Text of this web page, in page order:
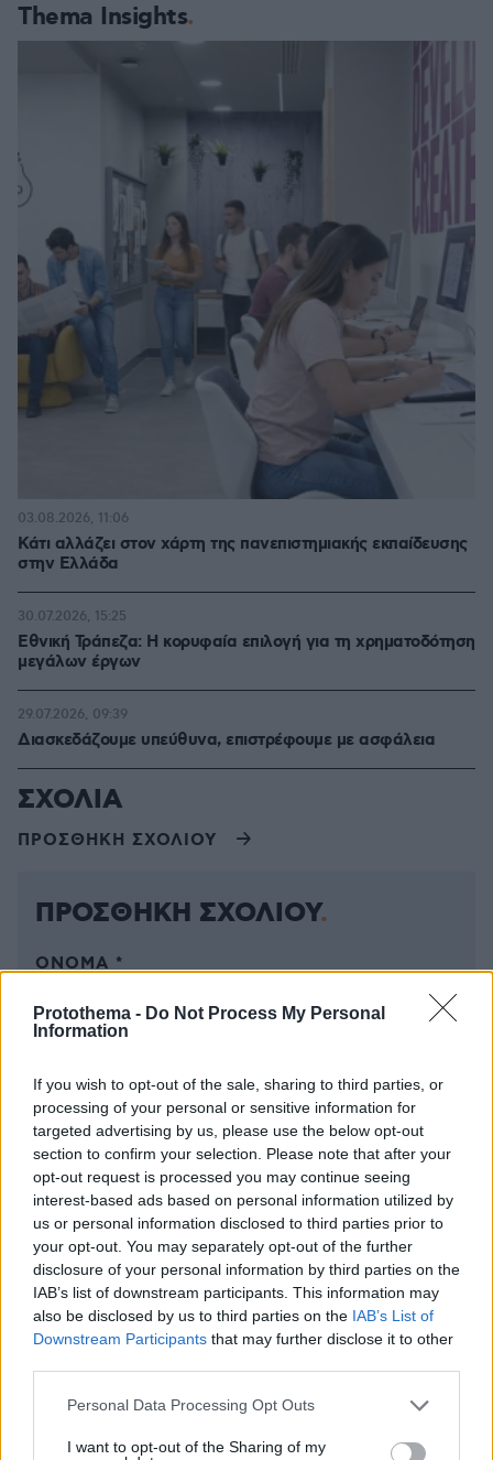
Protothema - Do Not Process My Personal
Information
If you wish to opt-out of the sale, sharing to third parties, or
processing of your personal or sensitive information for
targeted advertising by us, please use the below opt-out
section to confirm your selection. Please note that after your
opt-out request is processed you may continue seeing
interest-based ads based on personal information utilized by
us or personal information disclosed to third parties prior to
your opt-out. You may separately opt-out of the further
disclosure of your personal information by third parties on the
IAB’s list of downstream participants. This information may
also be disclosed by us to third parties on the IAB’s List of
Downstream Participants that may further disclose it to other
Please note that this website/app uses one or more Google
not limited to your visit or usage behaviour. You may click to
Personal Data Processing Opt Outs
I want to opt-out of the Sharing of my
Thema Insights
Κάτι αλλάζει στον χάρτη της πανεπιστημιακής εκπαίδευσης
στην Ελλάδα
03.08.2026, 11:06
Εθνική Τράπεζα: Η κορυφαία επιλογή για τη χρηματοδότηση
μεγάλων έργων
30.07.2026, 15:25
Διασκεδάζουμε υπεύθυνα, επιστρέφουμε με ασφάλεια
29.07.2026, 09:39
ΣΧΟΛΙΑ
ΠΡΟΣΘΗΚΗ ΣΧΟΛΙΟΥ
ΠΡΟΣΘΗΚΗ ΣΧΟΛΙΟΥ
ΌΝΟΜΑ *
EMAIL
ΣΧΌΛΙΟ *